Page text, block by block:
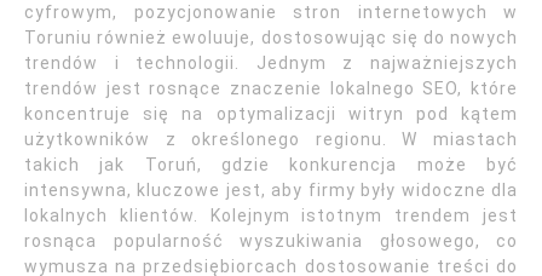
cyfrowym, pozycjonowanie stron internetowych w
Toruniu również ewoluuje, dostosowując się do nowych
trendów i technologii. Jednym z najważniejszych
trendów jest rosnące znaczenie lokalnego SEO, które
koncentruje się na optymalizacji witryn pod kątem
użytkowników z określonego regionu. W miastach
takich jak Toruń, gdzie konkurencja może być
intensywna, kluczowe jest, aby firmy były widoczne dla
lokalnych klientów. Kolejnym istotnym trendem jest
rosnąca popularność wyszukiwania głosowego, co
wymusza na przedsiębiorcach dostosowanie treści do